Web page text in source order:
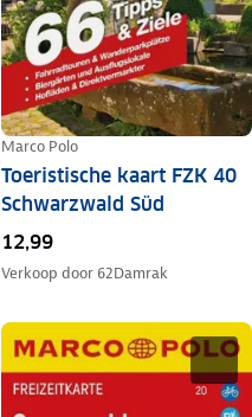
Marco Polo
Toeristische kaart FZK 40
Schwarzwald Süd
12,99
Verkoop door 62Damrak